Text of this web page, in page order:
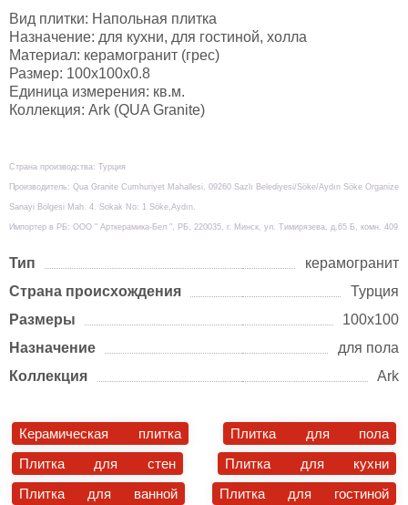
Вид плитки: Напольная плитка
Назначение: для кухни, для гостиной, холла
Материал: керамогранит (грес)
Размер: 100х100x0.8
Единица измерения: кв.м.
Коллекция: Ark (QUA Granite)
Страна производства: Турция
Производитель: Qua Granite Cumhuriyet Mahallesi, 09260 Sazlı Belediyesi/Söke/Aydın Söke Organize
Sanayi Bölgesi Mah. 4. Sokak No: 1 Söke,Aydın.
Импортер в РБ: ООО " Арткерамика-Бел ", РБ, 220035, г. Минск, ул. Тимирязева, д.65 Б, комн. 409
Тип
керамогранит
Страна происхождения
Турция
Размеры
100х100
Назначение
для пола
Коллекция
Ark
Керамическая плитка
Плитка для пола
Плитка для стен
Плитка для кухни
Плитка для ванной
Плитка для гостиной